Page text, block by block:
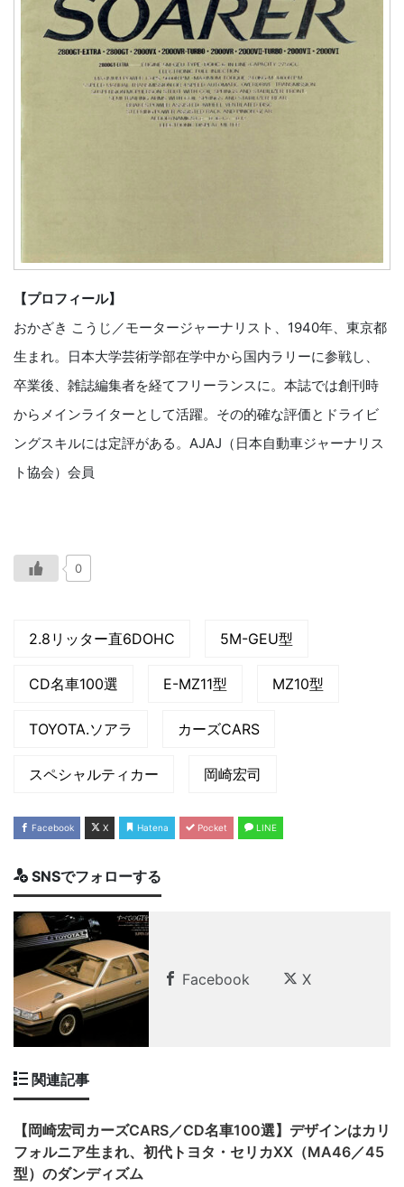
【プロフィール】
おかざき こうじ／モータージャーナリスト、1940年、東京都
生まれ。日本大学芸術学部在学中から国内ラリーに参戦し、
卒業後、雑誌編集者を経てフリーランスに。本誌では創刊時
からメインライターとして活躍。その的確な評価とドライビ
ングスキルには定評がある。AJAJ（日本自動車ジャーナリス
ト協会）会員
0
2.8リッター直6DOHC 5M-GEU型
CD名車100選 E-MZ11型 MZ10型
TOYOTA.ソアラ カーズCARS
スペシャルティカー 岡崎宏司
Facebook X Hatena Pocket LINE
SNSでフォローする
Facebook X
関連記事
【岡崎宏司カーズCARS／CD名車100選】デザインはカリ
フォルニア生まれ、初代トヨタ・セリカXX（MA46／45
型）のダンディズム